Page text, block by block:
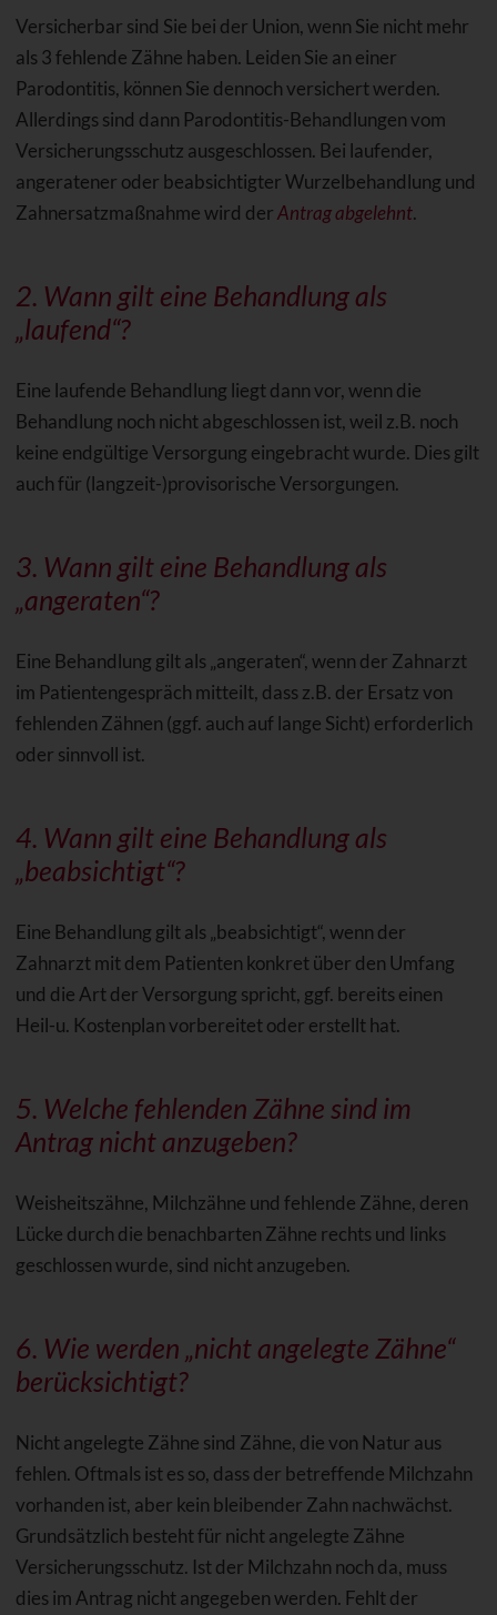
Versicherbar sind Sie bei der Union, wenn Sie nicht mehr
als 3 fehlende Zähne haben. Leiden Sie an einer
Parodontitis, können Sie dennoch versichert werden.
Allerdings sind dann Parodontitis-Behandlungen vom
Versicherungsschutz ausgeschlossen. Bei laufender,
angeratener oder beabsichtigter Wurzelbehandlung und
Zahnersatzmaßnahme wird derAntrag abgelehnt.
2. Wann gilt eine Behandlung als
„laufend“?
Eine laufende Behandlung liegt dann vor, wenn die
Behandlung noch nicht abgeschlossen ist, weil z.B. noch
keine endgültige Versorgung eingebracht wurde. Dies gilt
auch für (langzeit-)provisorische Versorgungen.
3. Wann gilt eine Behandlung als
„angeraten“?
Eine Behandlung gilt als „angeraten“, wenn der Zahnarzt
im Patientengespräch mitteilt, dass z.B. der Ersatz von
fehlenden Zähnen (ggf. auch auf lange Sicht) erforderlich
oder sinnvoll ist.
4. Wann gilt eine Behandlung als
„beabsichtigt“?
Eine Behandlung gilt als „beabsichtigt“, wenn der
Zahnarzt mit dem Patienten konkret über den Umfang
und die Art der Versorgung spricht, ggf. bereits einen
Heil-u. Kostenplan vorbereitet oder erstellt hat.
5. Welche fehlenden Zähne sind im
Antrag nicht anzugeben?
Weisheitszähne, Milchzähne und fehlende Zähne, deren
Lücke durch die benachbarten Zähne rechts und links
geschlossen wurde, sind nicht anzugeben.
6. Wie werden „nicht angelegte Zähne“
berücksichtigt?
Nicht angelegte Zähne sind Zähne, die von Natur aus
fehlen. Oftmals ist es so, dass der betreffende Milchzahn
vorhanden ist, aber kein bleibender Zahn nachwächst.
Grundsätzlich besteht für nicht angelegte Zähne
Versicherungsschutz. Ist der Milchzahn noch da, muss
dies im Antrag nicht angegeben werden. Fehlt der